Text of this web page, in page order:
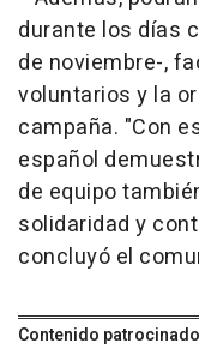
durante los días
de noviembre-,
voluntarios y la
campaña. "Con
español
de equipo
solidaridad y
concluyó el
Contenido patrocinado